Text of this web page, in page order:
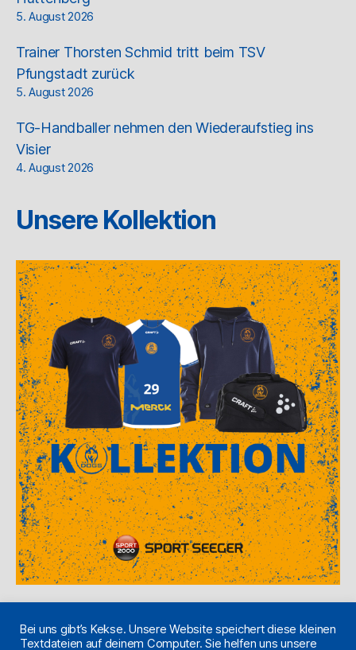
5. August 2026
Trainer Thorsten Schmid tritt beim TSV
Pfungstadt zurück
5. August 2026
TG-Handballer nehmen den Wiederaufstieg ins
Visier
4. August 2026
Unsere Kollektion
Bei uns gibt’s Kekse. Unsere Website speichert diese kleinen
Textdateien auf deinem Computer. Sie helfen uns unsere